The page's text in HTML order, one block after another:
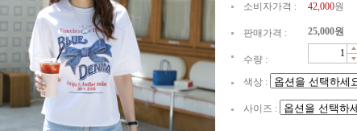
소비자가격 : 42,000원
판매가격 : 25,000원
수량 :
색상 :
사이즈 :